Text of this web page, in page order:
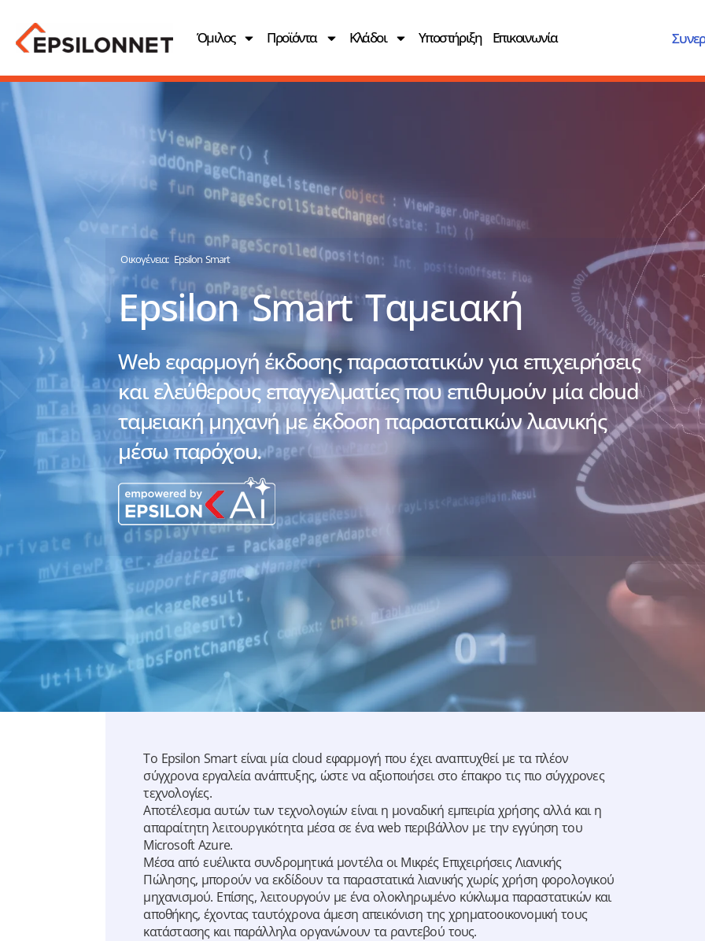
Όμιλος Προϊόντα Κλάδοι Υποστήριξη Επικοινωνία
Οικογένεια: Epsilon Smart
Epsilon Smart Ταμειακή
Web εφαρμογή έκδοσης παραστατικών για επιχειρήσεις
και ελεύθερους επαγγελματίες που επιθυμούν μία cloud
ταμειακή μηχανή με έκδοση παραστατικών λιανικής
μέσω παρόχου.
Το Epsilon Smart είναι μία cloud εφαρμογή που έχει αναπτυχθεί με τα πλέον
σύγχρονα εργαλεία ανάπτυξης, ώστε να αξιοποιήσει στο έπακρο τις πιο σύγχρονες
τεχνολογίες.
Αποτέλεσμα αυτών των τεχνολογιών είναι η μοναδική εμπειρία χρήσης αλλά και η
απαραίτητη λειτουργικότητα μέσα σε ένα web περιβάλλον με την εγγύηση του
Microsoft Azure.
Μέσα από ευέλικτα συνδρομητικά μοντέλα οι Μικρές Επιχειρήσεις Λιανικής
Πώλησης, μπορούν να εκδίδουν τα παραστατικά λιανικής χωρίς χρήση φορολογικού
μηχανισμού. Επίσης, λειτουργούν με ένα ολοκληρωμένο κύκλωμα παραστατικών και
αποθήκης, έχοντας ταυτόχρονα άμεση απεικόνιση της χρηματοοικονομική τους
κατάστασης και παράλληλα οργανώνουν τα ραντεβού τους.